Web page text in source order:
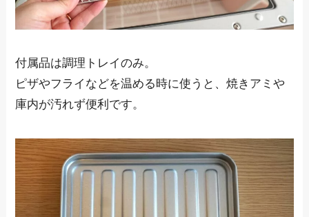
付属品は調理トレイのみ。
ピザやフライなどを温める時に使うと、焼きアミや
庫内が汚れず便利です。